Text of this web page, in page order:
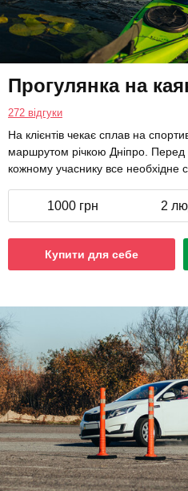
Прогулянка на
272 відгуки
На клієнтів чекає сплав на
маршрутом річкою Дніпро. Перед
кожному учаснику все необхідне
1000 грн 2
Купити для себе